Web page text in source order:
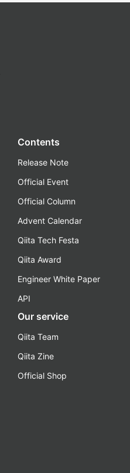
Contents
Release Note
Official Event
Official Column
Advent Calendar
Qiita Tech Festa
Qiita Award
Engineer White Paper
API
Our service
Qiita Team
Qiita Zine
Official Shop